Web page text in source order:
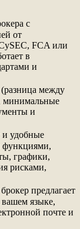
с
от
FCA или
в
и
между
минимальные
и
удобные
функциями,
графики,
рисками,
предлагает
языке,
почте и